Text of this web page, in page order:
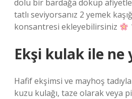
dolu bir bardağa döküp
tatlı seviyorsanız 2 yemek
konsantresi ekleyebilirsiniz
Ekşi kulak ile ne
Hafif ekşimsi ve mayhoş
kuzu kulağı, taze olarak veya